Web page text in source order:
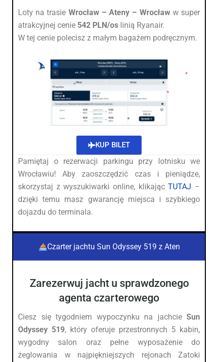
Loty na trasie Wrocław – Ateny – Wrocław w super
atrakcyjnej cenie 542 PLN/os linią Ryanair.
W tej cenie polecisz z małym bagażem podręcznym.
KUP BILET
Pamiętaj o rezerwacji parkingu przy lotnisku we
Wrocławiu! Aby zaoszczędzić czas i pieniądze,
skorzystaj z wyszukiwarki online, klikającTUTAJ –
dzięki temu masz gwarancję miejsca i szybkiego
dojazdu do terminala.
Czarter jachtu Sun Odyssey 519 z Aten
Zarezerwuj jacht u sprawdzonego
agenta czarterowego
Ciesz się tygodniem wypoczynku na jachcie Sun
Odyssey 519, który oferuje przestronnych 5 kabin,
wygodny salon oraz pełne wyposażenie do
żeglowania w najpiękniejszych rejonach Zatoki